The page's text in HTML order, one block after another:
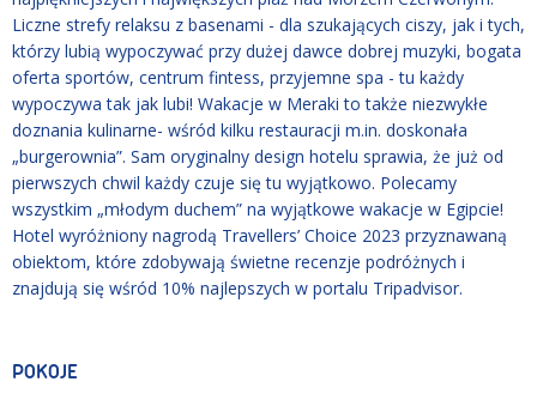
Liczne strefy relaksu z basenami - dla szukających ciszy, jak i tych,
którzy lubią wypoczywać przy dużej dawce dobrej muzyki, bogata
oferta sportów, centrum fintess, przyjemne spa - tu każdy
wypoczywa tak jak lubi! Wakacje w Meraki to także niezwykłe
doznania kulinarne- wśród kilku restauracji m.in. doskonała
„burgerownia”. Sam oryginalny design hotelu sprawia, że już od
pierwszych chwil każdy czuje się tu wyjątkowo. Polecamy
wszystkim „młodym duchem” na wyjątkowe wakacje w Egipcie!
Hotel wyróżniony nagrodą Travellers’ Choice 2023 przyznawaną
obiektom, które zdobywają świetne recenzje podróżnych i
znajdują się wśród 10% najlepszych w portalu Tripadvisor.
POKOJE